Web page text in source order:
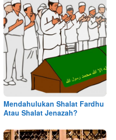
Mendahulukan Shalat Fardhu
Atau Shalat Jenazah?